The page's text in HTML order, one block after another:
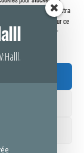
nous permettra
identifiants uniques sur ce
un effet négatif sur
.